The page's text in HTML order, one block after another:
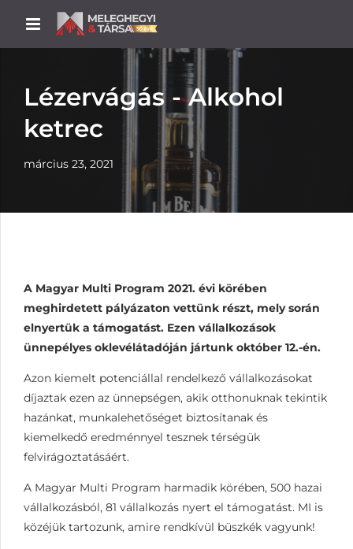
Lézervágás - Alkohol
ketrec
március 23, 2021
A Magyar Multi Program 2021. évi körében
meghirdetett pályázaton vettünk részt, mely során
elnyertük a támogatást. Ezen vállalkozások
ünnepélyes oklevélátadóján jártunk október 12.-én.
Azon kiemelt potenciállal rendelkező vállalkozásokat
díjaztak ezen az ünnepségen, akik otthonuknak tekintik
hazánkat, munkalehetőséget biztosítanak és
kiemelkedő eredménnyel tesznek térségük
felvirágoztatásáért.
A Magyar Multi Program harmadik körében, 500 hazai
vállalkozásból, 81 vállalkozás nyert el támogatást. MI is
közéjük tartozunk, amire rendkívül büszkék vagyunk!